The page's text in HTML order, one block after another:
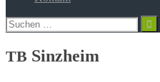
Suchen
nach:
TB Sinzheim